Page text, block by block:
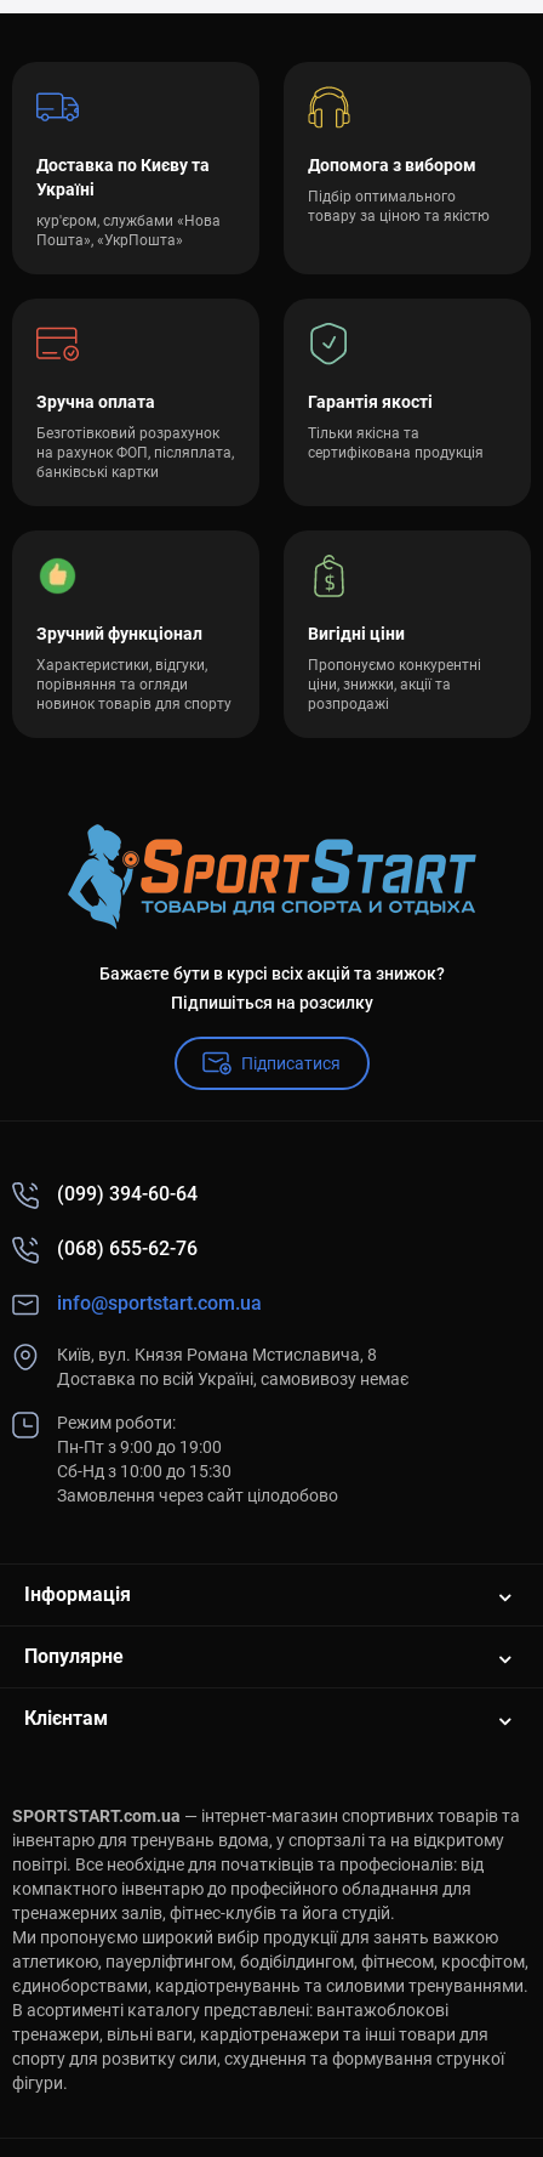
Доставка по Києву та
Україні
кур'єром, службами «Нова
Пошта», «УкрПошта»
Допомога з вибором
Підбір оптимального
товару за ціною та якістю
Зручна оплата
Безготівковий розрахунок
на рахунок ФОП, післяплата,
банківські картки
Гарантія якості
Тільки якісна та
сертифікована продукція
Зручний функціонал
Характеристики, відгуки,
порівняння та огляди
новинок товарів для спорту
Вигідні ціни
Пропонуємо конкурентні
ціни, знижки, акції та
розпродажі
Бажаєте бути в курсі всіх акцій та знижок?
Підпишіться на розсилку
Підписатися
(099) 394-60-64
(068) 655-62-76
info@sportstart.com.ua
Київ, вул. Князя Романа Мстиславича, 8
Доставка по всій Україні, самовивозу немає
Режим роботи:
Пн-Пт з 9:00 до 19:00
Сб-Нд з 10:00 до 15:30
Замовлення через сайт цілодобово
Інформація
Популярне
Клієнтам
SPORTSTART.com.ua — інтернет-магазин спортивних товарів та
інвентарю для тренувань вдома, у спортзалі та на відкритому
повітрі. Все необхідне для початківців та професіоналів: від
компактного інвентарю до професійного обладнання для
тренажерних залів, фітнес-клубів та йога студій.
Ми пропонуємо широкий вибір продукції для занять важкою
атлетикою, пауерліфтингом, бодібілдингом, фітнесом, кросфітом,
єдиноборствами, кардіотренуваннь та силовими тренуваннями.
В асортименті каталогу представлені: вантажоблокові
тренажери, вільні ваги, кардіотренажери та інші товари для
спорту для розвитку сили, схуднення та формування стрункої
фігури.